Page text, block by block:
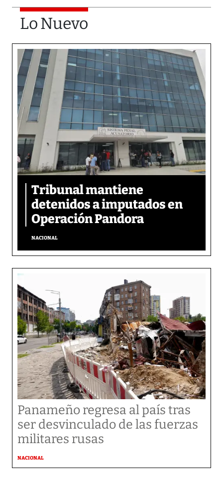
Lo Nuevo
Tribunal mantiene
detenidos a imputados en
Operación Pandora
NACIONAL
Panameño regresa al país tras
ser desvinculado de las fuerzas
militares rusas
NACIONAL